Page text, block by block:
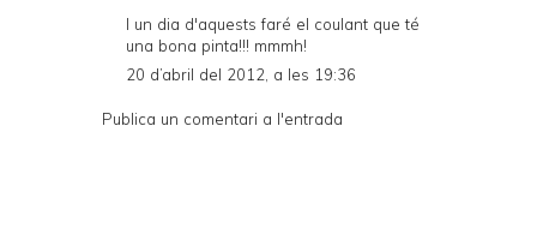
I un dia d'aquests faré el coulant que té
una bona pinta!!! mmmh!
20 d’abril del 2012, a les 19:36
Publica un comentari a l'entrada